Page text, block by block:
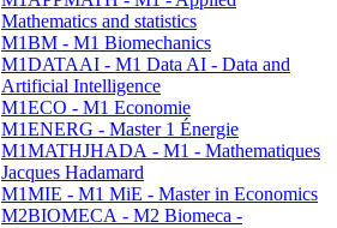
Mathematics and statistics
M1BM - M1 Biomechanics
M1DATAAI - M1 Data AI - Data and
Artificial Intelligence
M1ECO - M1 Economie
M1ENERG - Master 1 Énergie
M1MATHJHADA - M1 - Mathematiques
Jacques Hadamard
M1MIE - M1 MiE - Master in Economics
M2BIOMECA - M2 Biomeca -